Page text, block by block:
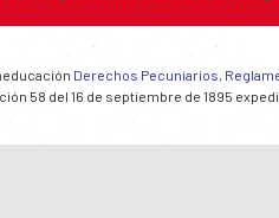
Derechos Pecuniarios,
58 del 16 de septiembre de 1895